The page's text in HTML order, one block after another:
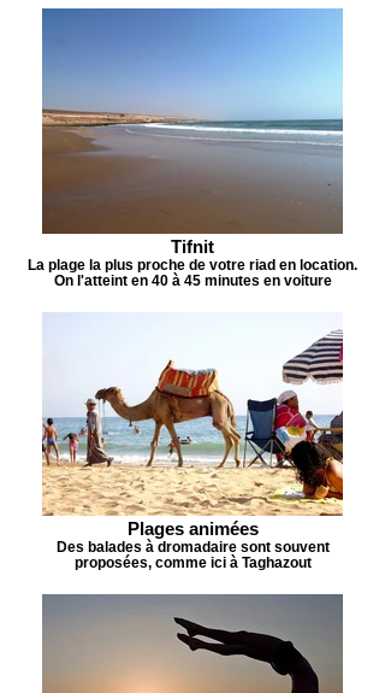
Tifnit
La plage la plus proche de votre riad en location.
On l'atteint en 40 à 45 minutes en voiture
Plages animées
Des balades à dromadaire sont souvent
proposées, comme ici à Taghazout